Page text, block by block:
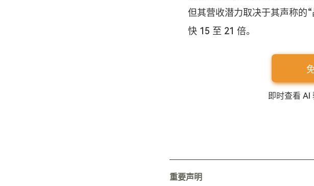
但其营收潜力取决于其声称
快 15 至 21 倍。
即时查看 AI
重要声明